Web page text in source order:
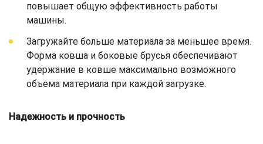
повышает общую эффективность работы
машины.
Загружайте больше материала за меньшее время.
Форма ковша и боковые брусья обеспечивают
удержание в ковше максимально возможного
объема материала при каждой загрузке.
Надежность и прочность